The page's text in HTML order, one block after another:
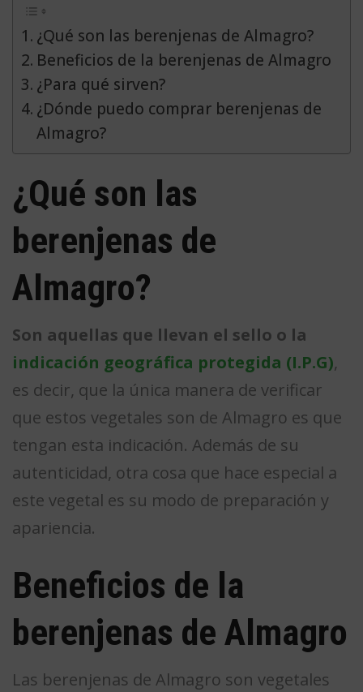
¿Qué son las berenjenas de Almagro?
Beneficios de la berenjenas de Almagro
¿Para qué sirven?
¿Dónde puedo comprar berenjenas de
Almagro?
¿Qué son las
berenjenas de
Almagro?
Son aquellas que llevan el sello o la
indicación geográfica protegida (I.P.G),
es decir, que la única manera de verificar
que estos vegetales son de Almagro es que
tengan esta indicación. Además de su
autenticidad, otra cosa que hace especial a
este vegetal es su modo de preparación y
apariencia.
Beneficios de la
berenjenas de Almagro
Las berenjenas de Almagro son vegetales